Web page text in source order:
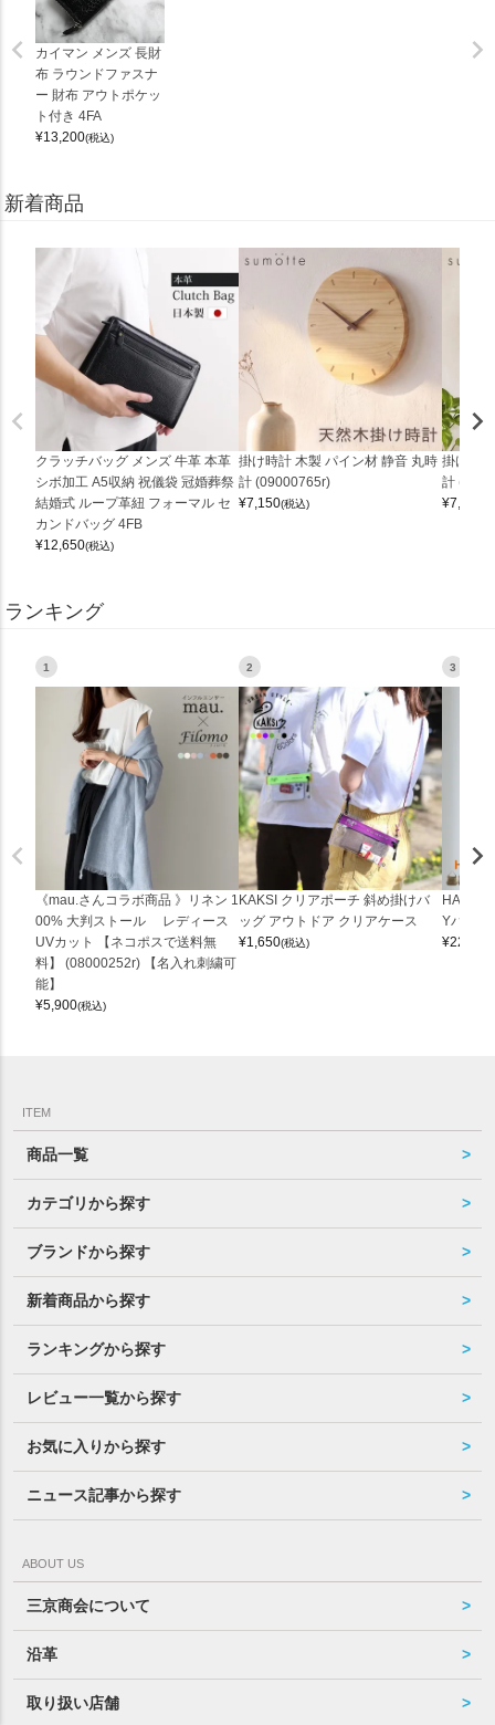
カイマン メンズ 長財
布 ラウンドファスナ
ー 財布 アウトポケッ
ト付き 4FA
¥13,200(税込)
新着商品
クラッチバッグ メンズ 牛革 本革
シボ加工 A5収納 祝儀袋 冠婚葬祭
結婚式 ループ革紐 フォーマル セ
カンドバッグ 4FB
¥12,650(税込)
掛け時計 木製 パイン材 静音 丸時
計 (09000765r)
¥7,150(税込)
掛け時
計
¥7,150
ランキング
1
《mau.さんコラボ商品 》リネン 1
00% 大判ストール レディース
UVカット 【ネコポスで送料無
料】 (08000252r) 【名入れ刺繍可
能】
¥5,900(税込)
2
KAKSI クリアポーチ 斜め掛けバ
ッグ アウトドア クリアケース
¥1,650(税込)
3
Yバッグ
¥22,000
ITEM
商品一覧
カテゴリから探す
ブランドから探す
新着商品から探す
ランキングから探す
レビュー一覧から探す
お気に入りから探す
ニュース記事から探す
ABOUT US
三京商会について
沿革
取り扱い店舗